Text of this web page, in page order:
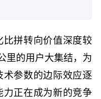
比拼转向价值深度较
里的用户大集结，为
参数的边际效应逐
力正在成为新的竞争